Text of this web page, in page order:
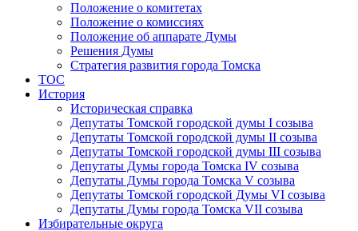
Положение о комитетах
Положение о комиссиях
Положение об аппарате Думы
Решения Думы
Стратегия развития города Томска
ТОС
История
Историческая справка
Депутаты Томской городской думы I созыва
Депутаты Томской городской думы II созыва
Депутаты Томской городской думы III созыва
Депутаты Думы города Томска IV созыва
Депутаты Думы города Томска V созыва
Депутаты Томской городской Думы VI созыва
Депутаты Думы города Томска VII созыва
Избирательные округа